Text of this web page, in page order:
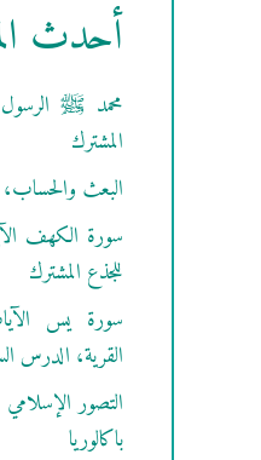
أحدث
محمد ﷺ الرسول
المشترك
البعث والحساب،
للجذع المشترك
القرية، الدرس
التصور
باكالوريا